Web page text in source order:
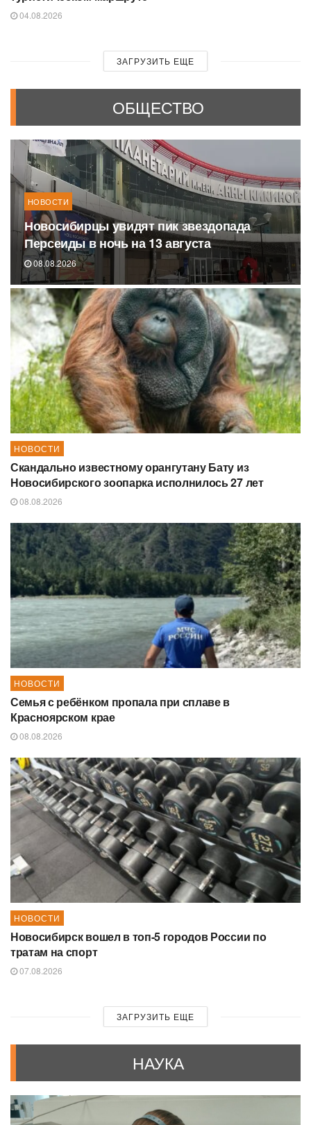
04.08.2026
ЗАГРУЗИТЬ ЕЩЕ
ОБЩЕСТВО
НОВОСТИ
Новосибирцы увидят пик звездопада
Персеиды в ночь на 13 августа
08.08.2026
НОВОСТИ
Скандально известному орангутану Бату из
Новосибирского зоопарка исполнилось 27 лет
08.08.2026
НОВОСТИ
Семья с ребёнком пропала при сплаве в
Красноярском крае
08.08.2026
НОВОСТИ
Новосибирск вошел в топ-5 городов России по
тратам на спорт
07.08.2026
ЗАГРУЗИТЬ ЕЩЕ
НАУКА